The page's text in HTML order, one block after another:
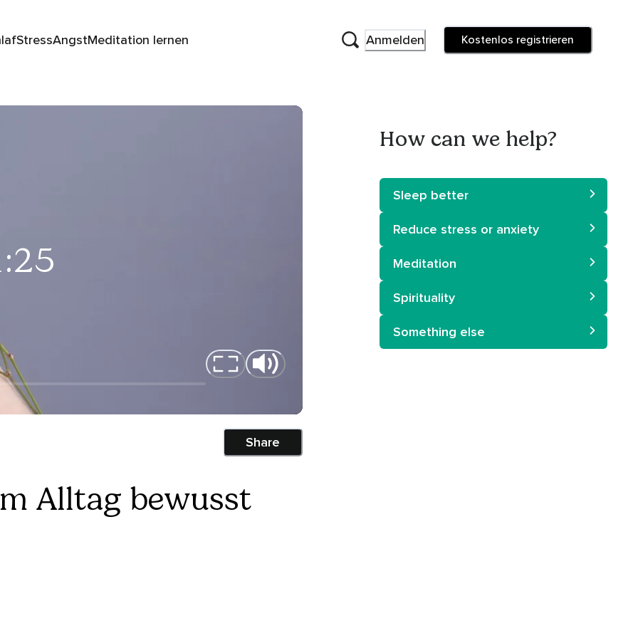
StressAngstMeditation lernen Anmelden Kostenlos registrieren
Share
Alltag bewusst
How can we help?
Sleep better
Reduce stress or anxiety
Meditation
Spirituality
Something else